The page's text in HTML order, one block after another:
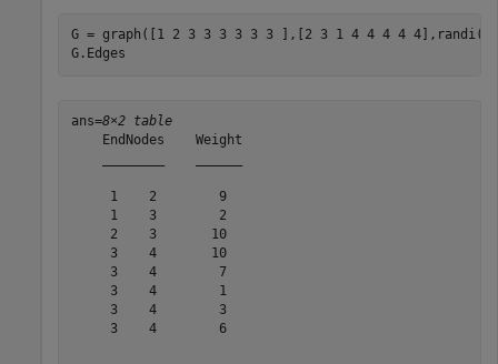
G = graph([1 2 3 3 3 3 3 3 ],[2 3 1 4 4 4 4
G.Edges
ans=8×2 table
    EndNodes    Weight
     1    2        9
     1    3        2
     2    3       10
     3    4       10
     3    4        7
     3    4        1
     3    4        3
     3    4        6